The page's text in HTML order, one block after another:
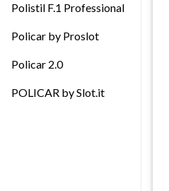
Polistil F.1 Professional
Policar by Proslot
Policar 2.0
POLICAR by Slot.it